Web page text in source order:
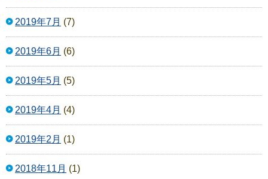
2019年7月 (7)
2019年6月 (6)
2019年5月 (5)
2019年4月 (4)
2019年2月 (1)
2018年11月 (1)